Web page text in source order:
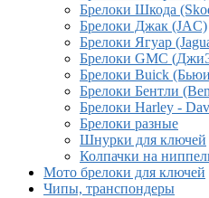
Брелоки Шкода
Брелоки Джак (JAC)
Брелоки Ягуар
Брелоки GMC
Брелоки Buick
Брелоки Бентли
Брелоки Harley -
Брелоки разные
Шнурки для ключей
Колпачки на
Мото брелоки для ключей
Чипы, транспондеры